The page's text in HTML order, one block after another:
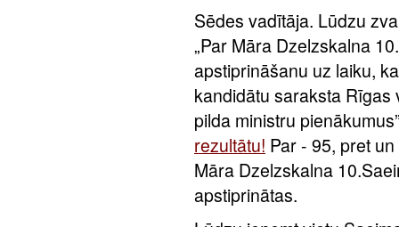
Sēdes vadītāja. Lūdzu
„Par Māra Dzelzskalna
apstiprināšanu uz laiku,
kandidātu saraksta
pilda ministru
rezultātu! Par - 95, pret
Māra Dzelzskalna
apstiprinātas.